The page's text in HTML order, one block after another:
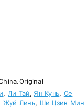
, Ли Тай, Ян Кунь, Се
Жуй Линь, Ши Цзин Мин